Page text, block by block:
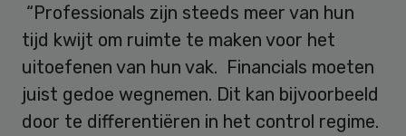
“Professionals zijn steeds meer van hun
tijd kwijt om ruimte te maken voor het
uitoefenen van hun vak. Financials moeten
juist gedoe wegnemen. Dit kan bijvoorbeeld
door te differentiëren in het control regime.